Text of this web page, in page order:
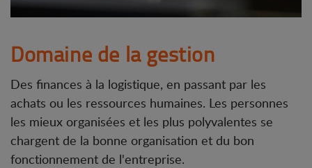
Domaine de la gestion
Des finances à la logistique, en passant par les
achats ou les ressources humaines. Les personnes
les mieux organisées et les plus polyvalentes se
chargent de la bonne organisation et du bon
fonctionnement de l'entreprise.